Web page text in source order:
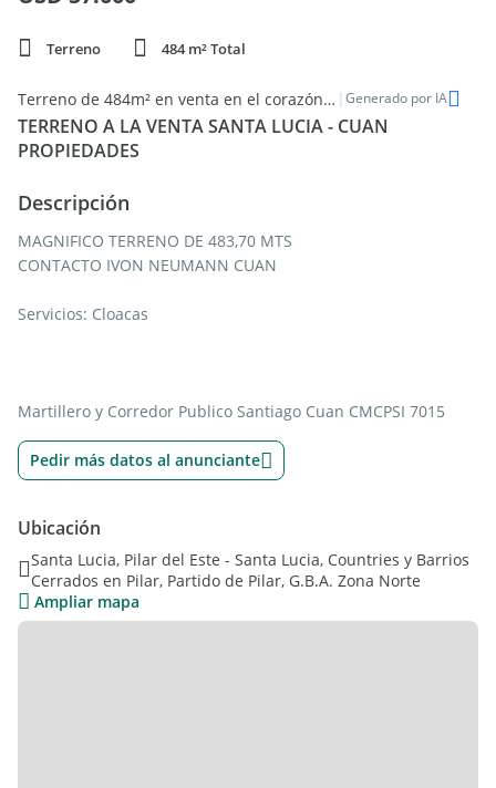
Terreno 484 m² Total
Terreno de 484m² en venta en el corazón de Pilar del Este - Santa Lucía | Generado por IA
TERRENO A LA VENTA SANTA LUCIA - CUAN
PROPIEDADES
Descripción
MAGNIFICO TERRENO DE 483,70 MTS
CONTACTO IVON NEUMANN CUAN
Servicios: Cloacas
Martillero y Corredor Publico Santiago Cuan CMCPSI 7015
Pedir más datos al anunciante
Ubicación
Santa Lucia, Pilar del Este - Santa Lucia, Countries y Barrios
Cerrados en Pilar, Partido de Pilar, G.B.A. Zona Norte
Ampliar mapa